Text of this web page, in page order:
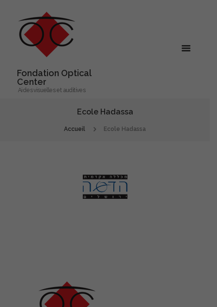
Fondation Optical
Center
Aides visuelles et auditives
Ecole Hadassa
Accueil Ecole Hadassa